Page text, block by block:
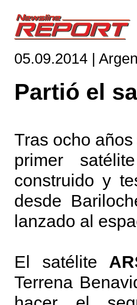
05.09.2014 |
Partió el
Tras ocho
primer
construido y
desde
lanzado al
El satélite
Terrena